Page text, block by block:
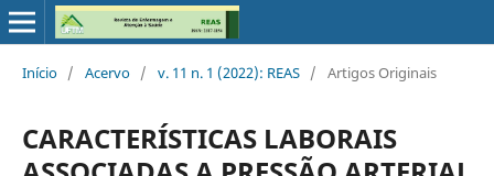
Início / Acervo / v. 11 n. 1 (2022): REAS / Artigos Originais
CARACTERÍSTICAS LABORAIS